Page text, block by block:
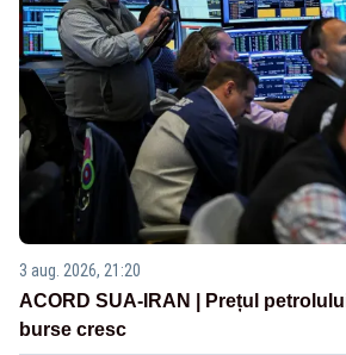
3 aug. 2026, 21:20
ACORD SUA-IRAN | Prețul
burse cresc